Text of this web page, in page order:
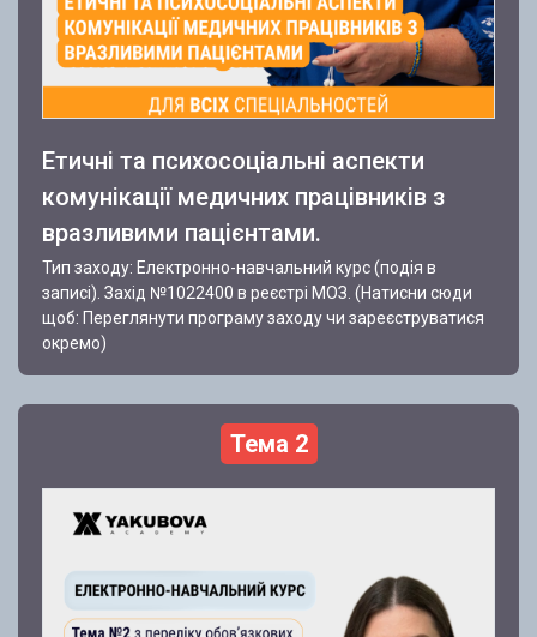
Етичні та психосоціальні аспекти
комунікації медичних працівників з
вразливими пацієнтами.
Тип заходу: Електронно-навчальний курс (подія в
записі). Захід №1022400 в реєстрі МОЗ. (Натисни сюди
щоб: Переглянути програму заходу чи зареєструватися
окремо)
Тема 2